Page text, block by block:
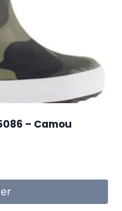
– Camou